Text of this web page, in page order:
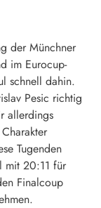
der Münchner
im Eurocup-
schnell dahin.
Pesic richtig
allerdings
Tugenden
mit 20:11 für
Finalcoup